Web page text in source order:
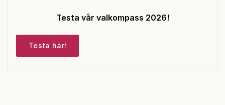
Testa vår valkompass 2026!
Testa här!